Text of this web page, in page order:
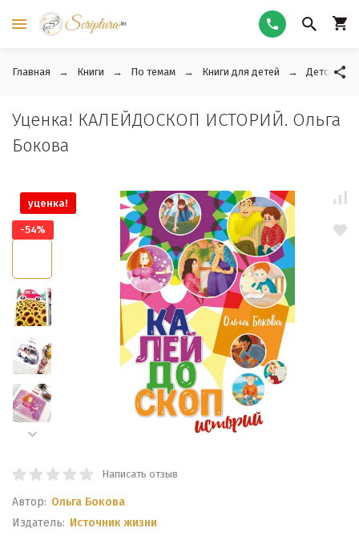
Главная Книги По темам Книги для детей Детские
Уценка! КАЛЕЙДОСКОП ИСТОРИЙ. Ольга
Бокова
уценка!
-54%
Написать отзыв
Автор: Ольга Бокова
Издатель: Источник жизни